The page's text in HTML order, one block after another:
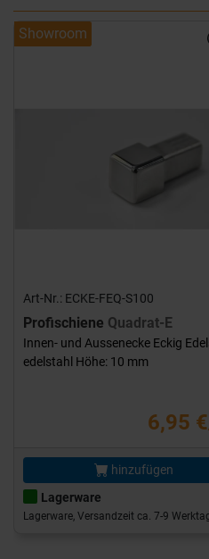
Showroom
Art-Nr.: ECKE-FEQ-S100
Profischiene Quadrat-E
Innen- und Aussenecke Eckig
edelstahl Höhe: 10 mm
6,95 €
hinzufügen
Lagerware
Lagerware, Versandzeit ca. 7-9